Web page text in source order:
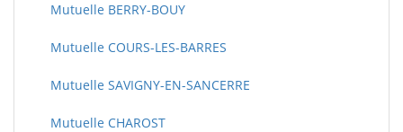
Mutuelle BERRY-BOUY
Mutuelle COURS-LES-BARRES
Mutuelle SAVIGNY-EN-SANCERRE
Mutuelle CHAROST